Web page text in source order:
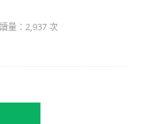
量：2,937 次